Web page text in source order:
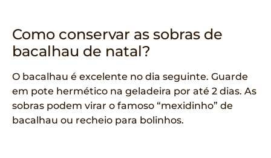
Como conservar as sobras de
bacalhau de natal?
O bacalhau é excelente no dia seguinte. Guarde
em pote hermético na geladeira por até 2 dias. As
sobras podem virar o famoso “mexidinho” de
bacalhau ou recheio para bolinhos.